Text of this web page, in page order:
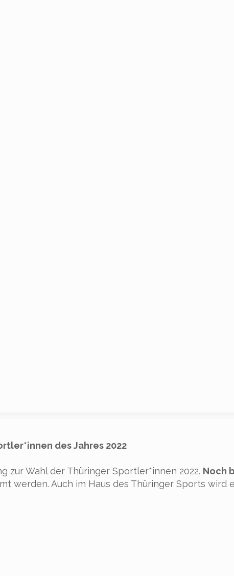
des Jahres 2022
zur Wahl der Thüringer Sportler*innen 2022. Noch
werden. Auch im Haus des Thüringer Sports wird